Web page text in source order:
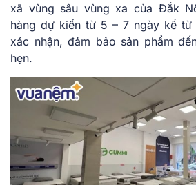
xã vùng sâu vùng xa của Đắk
hàng dự kiến từ 5 – 7 ngày kể
xác nhận, đảm bảo sản phẩm
hẹn.